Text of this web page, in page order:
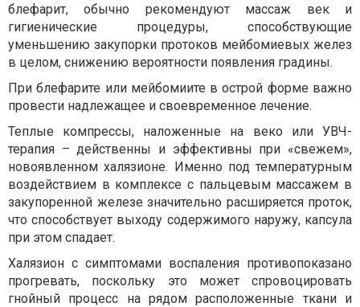
блефарит, обычно рекомендуют массаж век и
гигиенические процедуры, способствующие
уменьшению закупорки протоков мейбомиевых желез
в целом, снижению вероятности появления градины.
При блефарите или мейбомиите в острой форме важно
провести надлежащее и своевременное лечение.
Теплые компрессы, наложенные на веко или УВЧ-
терапия – действенны и эффективны при «свежем»,
новоявленном халязионе. Именно под температурным
воздействием в комплексе с пальцевым массажем в
закупоренной железе значительно расширяется проток,
что способствует выходу содержимого наружу, капсула
при этом спадает.
Халязион с симптомами воспаления противопоказано
прогревать, поскольку это может спровоцировать
гнойный процесс на рядом расположенные ткани и